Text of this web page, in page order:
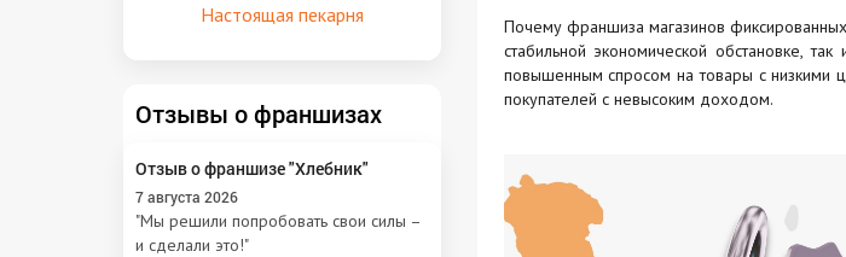
Почему франшиза магазинов фиксированных
стабильной экономической обстановке,
повышенным спросом на товары с низкими
покупателей с невысоким доходом.
Настоящая пекарня
Отзывы о франшизах
Отзыв о франшизе "Хлебник"
7 августа 2026
"Мы решили попробовать свои силы –
и сделали это!"